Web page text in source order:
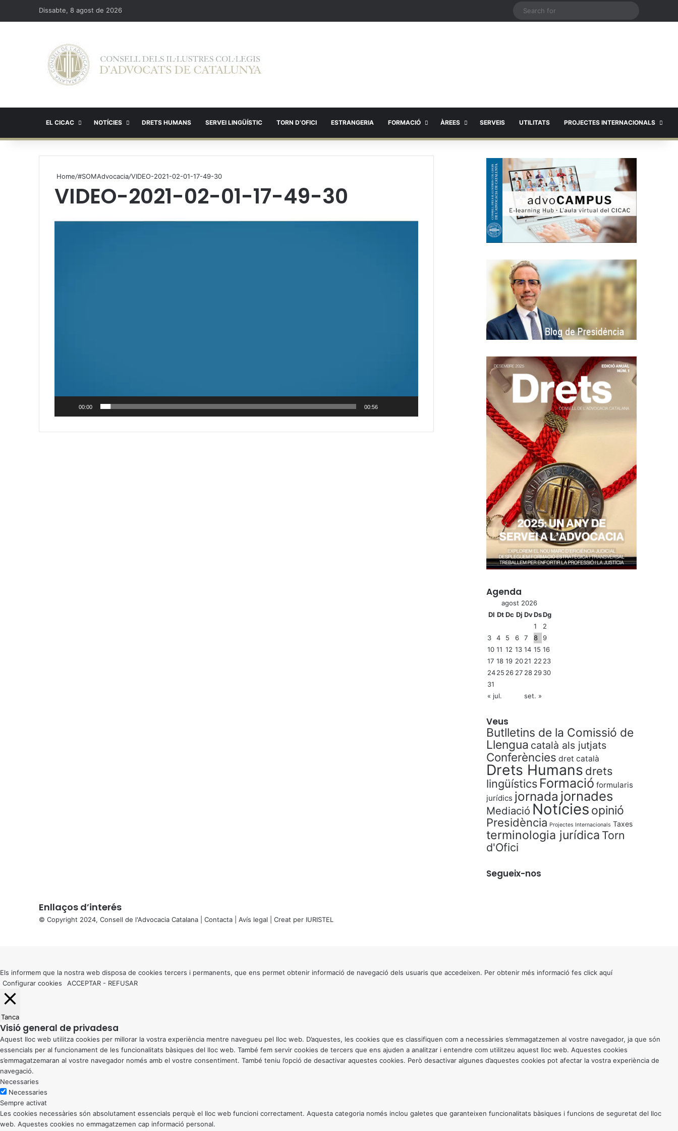
Dissabte, 8 agost de 2026
EL CICAC NOTÍCIES DRETS HUMANS SERVEI LINGÜÍSTIC TORN D’OFICI ESTRANGERIA FORMACIÓ ÀREES SERVEIS UTILITATS PROJECTES INTERNACIONALS
Home/#SOMAdvocacia/VIDEO-2021-02-01-17-49-30
VIDEO-2021-02-01-17-49-30
00:00 00:56
Agenda
agost 2026
Dl Dt Dc Dj DvDsDg
1
2
3
4 5 6 7 8
9
10 11 12 13 14 15 16
17 18 19 2021 22 23
2425 26 27 28 2930
31
« jul.
set. »
Veus
Butlletins de la Comissió de
Llengua català als jutjats
Conferències dret català
Drets Humans drets
lingüístics Formació formularis
jurídics jornada jornades
Mediació Notícies opinió
Presidència Projectes Internacionals Taxes
terminologia jurídica Torn
d'Ofici
Segueix-nos
Enllaços d’interés
© Copyright 2024, Consell de l'Advocacia Catalana | Contacta Avís legal | Creat per IURISTEL
button
Els informem que la nostra web disposa de cookies tercers i permanents, que ens permet obtenir informació de navegació dels usuaris que accedeixen. Per obtenir més informació fes click aquí
Configurar cookies
ACCEPTAR - REFUSAR
Tanca
Visió general de privadesa
Aquest lloc web utilitza cookies per millorar la vostra experiència mentre navegueu pel lloc web. D’aquestes, les cookies que es classifiquen com a necessàries s’emmagatzemen al vostre navegador, ja que són
essencials per al funcionament de les funcionalitats bàsiques del lloc web. També fem servir cookies de tercers que ens ajuden a analitzar i entendre com utilitzeu aquest lloc web. Aquestes cookies
s’emmagatzemaran al vostre navegador només amb el vostre consentiment. També teniu l’opció de desactivar aquestes cookies. Però desactivar algunes d’aquestes cookies pot afectar la vostra experiència de
navegació.
Necessaries
Necessaries
Sempre activat
Les cookies necessàries són absolutament essencials perquè el lloc web funcioni correctament. Aquesta categoria només inclou galetes que garanteixen funcionalitats bàsiques i funcions de seguretat del lloc
web. Aquestes cookies no emmagatzemen cap informació personal.